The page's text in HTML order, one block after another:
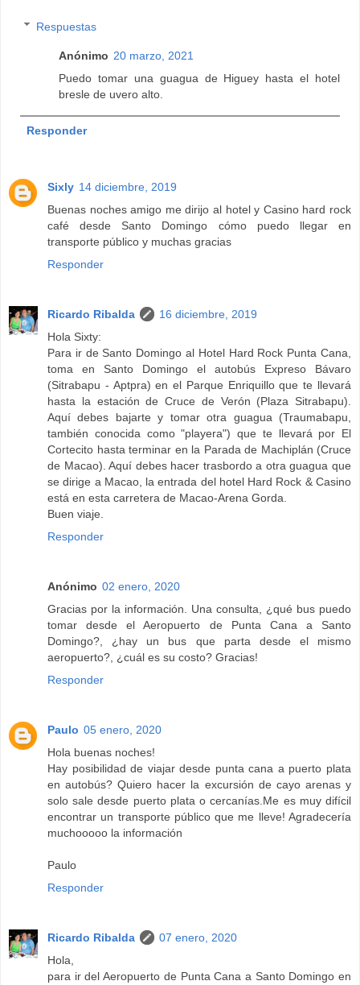
Respuestas
Anónimo 20 marzo, 2021
Puedo tomar una guagua de Higuey hasta el hotel
bresle de uvero alto.
Responder
Sixly 14 diciembre, 2019
Buenas noches amigo me dirijo al hotel y Casino hard rock
café desde Santo Domingo cómo puedo llegar en
transporte público y muchas gracias
Responder
Ricardo Ribalda
16 diciembre, 2019
Hola Sixty:
Para ir de Santo Domingo al Hotel Hard Rock Punta Cana,
toma en Santo Domingo el autobús Expreso Bávaro
(Sitrabapu - Aptpra) en el Parque Enriquillo que te llevará
hasta la estación de Cruce de Verón (Plaza Sitrabapu).
Aquí debes bajarte y tomar otra guagua (Traumabapu,
también conocida como "playera") que te llevará por El
Cortecito hasta terminar en la Parada de Machiplán (Cruce
de Macao). Aquí debes hacer trasbordo a otra guagua que
se dirige a Macao, la entrada del hotel Hard Rock & Casino
está en esta carretera de Macao-Arena Gorda.
Buen viaje.
Responder
Anónimo 02 enero, 2020
Gracias por la información. Una consulta, ¿qué bus puedo
tomar desde el Aeropuerto de Punta Cana a Santo
Domingo?, ¿hay un bus que parta desde el mismo
aeropuerto?, ¿cuál es su costo? Gracias!
Responder
Paulo 05 enero, 2020
Hola buenas noches!
Hay posibilidad de viajar desde punta cana a puerto plata
en autobús? Quiero hacer la excursión de cayo arenas y
solo sale desde puerto plata o cercanías.Me es muy difícil
encontrar un transporte público que me lleve! Agradecería
muchooooo la información
Paulo
Responder
Ricardo Ribalda
07 enero, 2020
Hola,
para ir del Aeropuerto de Punta Cana a Santo Domingo en